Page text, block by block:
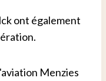
ont ​​également
Menzies